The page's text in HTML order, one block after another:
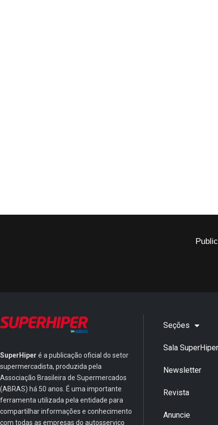
SuperHiper é a publicação oficial do setor
supermercadista, produzida pela
Associação Brasileira de Supermercados
(ABRAS) há 50 anos. É uma importante
ferramenta utilizada pela entidade para
compartilhar informações e conhecimento
com todas as empresas do autosserviço
Seções
Sala SuperHiper
Newsletter
Revista
Anuncie